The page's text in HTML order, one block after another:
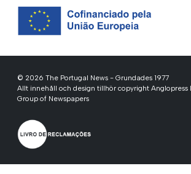
© 2026 The Portugal News - Grundades 1977
Allt innehåll och design tillhör copyright Anglopress
Group of Newspapers